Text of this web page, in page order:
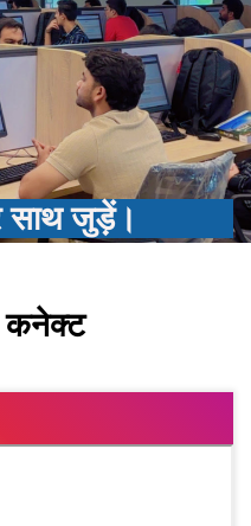
साथ जुड़ें।
कनेक्ट